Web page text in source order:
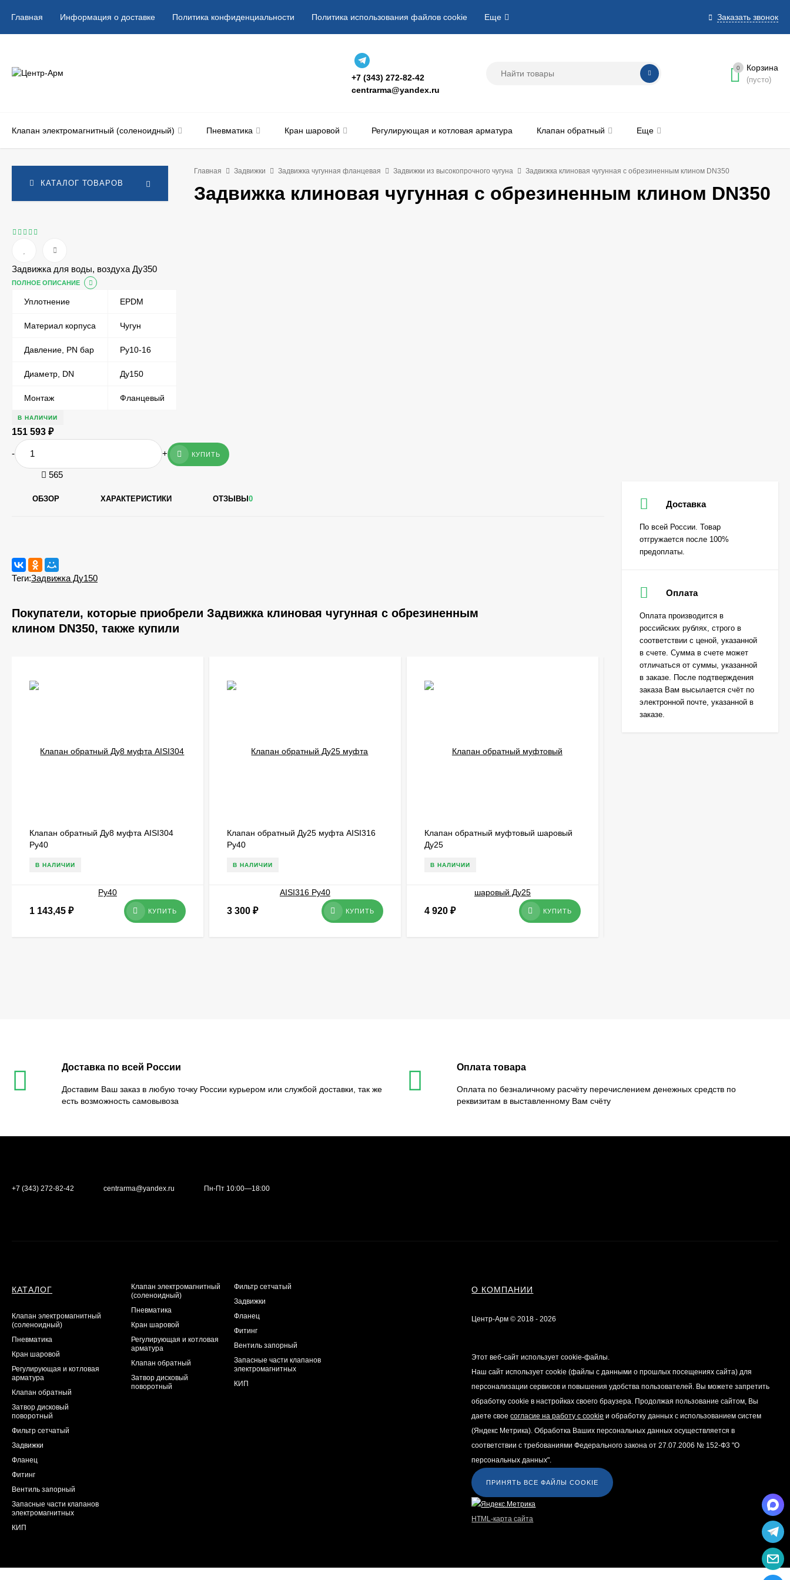
Заказать звонок
Главная Информация о доставке Политика конфиденциальности Политика использования файлов cookie Еще
+7 (343) 272-82-42
centrarma@yandex.ru
0 Корзина
(пусто)
Клапан электромагнитный (соленоидный) Пневматика Кран шаровой Регулирующая и котловая арматура Клапан обратный Еще
КАТАЛОГ ТОВАРОВ
Главная Задвижки Задвижка чугунная фланцевая Задвижки из высокопрочного чугуна Задвижка клиновая чугунная с обрезиненным клином DN350
Задвижка клиновая чугунная с обрезиненным клином DN350
Задвижка для воды, воздуха Ду350
ПОЛНОЕ ОПИСАНИЕ
Уплотнение EPDM
Материал корпуса Чугун
Давление, PN бар Ру10-16
Диаметр, DN Ду150
Монтаж Фланцевый
В НАЛИЧИИ
151 593 ₽
- + КУПИТЬ
565
ОБЗОР ХАРАКТЕРИСТИКИ ОТЗЫВЫ 0
Теги:Задвижка Ду150
Покупатели, которые приобрели Задвижка клиновая чугунная с обрезиненным
клином DN350, также купили
Клапан обратный Ду8 муфта AISI304
Ру40
В НАЛИЧИИ
1 143,45 ₽ КУПИТЬ
Клапан обратный Ду25 муфта AISI316
Ру40
В НАЛИЧИИ
3 300 ₽ КУПИТЬ
Клапан обратный муфтовый шаровый
Ду25
В НАЛИЧИИ
4 920 ₽ КУПИТЬ
Доставка
По всей России. Товар
отгружается после 100%
предоплаты.
Оплата
Оплата производится в
российских рублях, строго в
соответствии с ценой, указанной
в счете. Сумма в счете может
отличаться от суммы, указанной
в заказе. После подтверждения
заказа Вам высылается счёт по
электронной почте, указанной в
заказе.
Доставка по всей России
Доставим Ваш заказ в любую точку России курьером или службой доставки, так же
есть возможность самовывоза
Оплата товара
Оплата по безналичному расчёту перечислением денежных средств по
реквизитам в выставленному Вам счёту
+7 (343) 272-82-42 centrarma@yandex.ru Пн-Пт 10:00—18:00
КАТАЛОГ
Клапан электромагнитный
(соленоидный)
Пневматика
Кран шаровой
Регулирующая и котловая
арматура
Клапан обратный
Затвор дисковый
поворотный
Фильтр сетчатый
Задвижки
Фланец
Фитинг
Вентиль запорный
Запасные части клапанов
электромагнитных
КИП
Клапан электромагнитный
(соленоидный)
Пневматика
Кран шаровой
Регулирующая и котловая
арматура
Клапан обратный
Затвор дисковый
поворотный
Фильтр сетчатый
Задвижки
Фланец
Фитинг
Вентиль запорный
Запасные части клапанов
электромагнитных
КИП
О КОМПАНИИ
Центр-Арм © 2018 - 2026
Этот веб-сайт использует cookie-файлы.
Наш сайт использует cookie (файлы с данными о прошлых посещениях сайта) для
персонализации сервисов и повышения удобства пользователей. Вы можете запретить
обработку cookie в настройках своего браузера. Продолжая пользование сайтом, Вы
даете своесогласие на работу с cookie и обработку данных с использованием систем
(Яндекс Метрика). Обработка Ваших персональных данных осуществляется в
соответствии с требованиями Федерального закона от 27.07.2006 № 152-Ф3 "О
персональных данных".
ПРИНЯТЬ ВСЕ ФАЙЛЫ COOKIE
HTML-карта сайта